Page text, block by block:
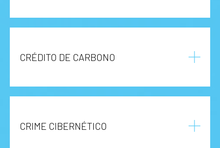
CRÉDITO DE CARBONO
CRIME CIBERNÉTICO